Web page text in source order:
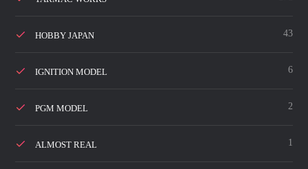
HOBBY JAPAN 43
IGNITION MODEL 6
PGM MODEL 2
ALMOST REAL 1